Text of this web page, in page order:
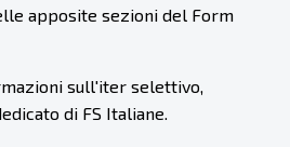
apposite sezioni del Form
sull'iter selettivo,
di FS Italiane.